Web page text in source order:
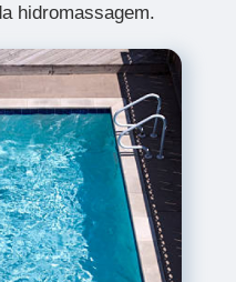
hidromassagem.